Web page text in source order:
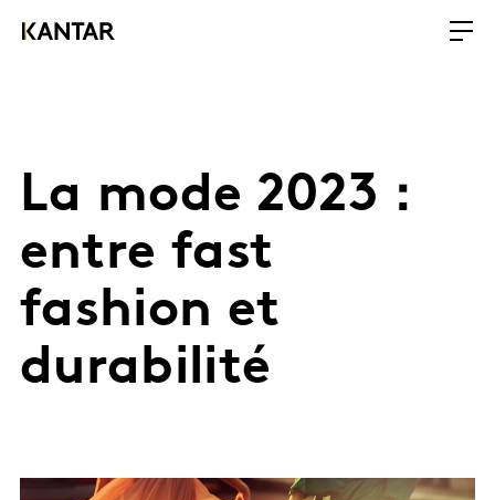
La mode 2023 :
entre fast
fashion et
durabilité